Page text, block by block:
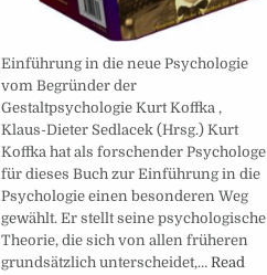
Einführung in die neue Psychologie
vom Begründer der
Gestaltpsychologie Kurt Koffka ,
Klaus-Dieter Sedlacek (Hrsg.) Kurt
Koffka hat als forschender Psychologe
für dieses Buch zur Einführung in die
Psychologie einen besonderen Weg
gewählt. Er stellt seine psychologische
Theorie, die sich von allen früheren
grundsätzlich unterscheidet,… Read